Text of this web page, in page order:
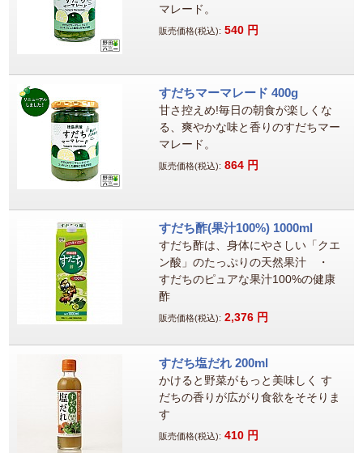
マレード。
販売価格(税込): 540 円
すだちマーマレード 400g
甘さ控えめ!毎日の朝食が楽しくな
る、爽やかな味と香りのすだちマー
マレード。
販売価格(税込): 864 円
すだち酢(果汁100%) 1000ml
すだち酢は、身体にやさしい「クエ
ン酸」のたっぷりの天然果汁 ・
すだちのピュアな果汁100%の健康
酢
販売価格(税込): 2,376 円
すだち塩だれ 200ml
かけると野菜がもっと美味しく す
だちの香りが広がり食欲をそそりま
す
販売価格(税込): 410 円